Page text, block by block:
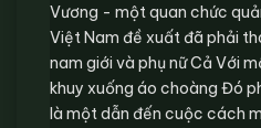
Vương - một quan chức
Việt Nam đề xuất đã phải
nam giới và phụ nữ Cả Với
khuy xuống áo choàng Đó
là một dẫn đến cuộc cách